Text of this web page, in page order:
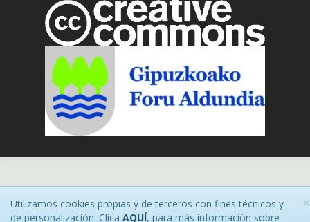
×
Utilizamos cookies propias y de terceros con fines técnicos y
de personalización. Clica AQUÍ, para más información sobre